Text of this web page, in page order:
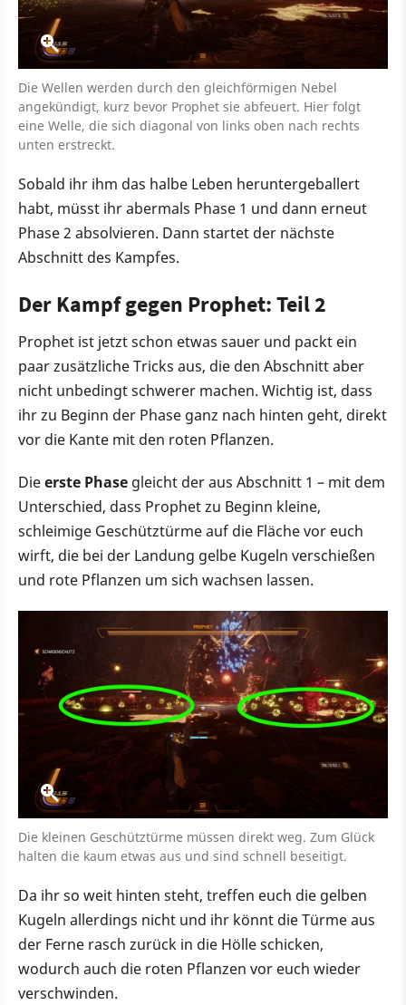
Die Wellen werden durch den gleichförmigen Nebel
angekündigt, kurz bevor Prophet sie abfeuert. Hier folgt
eine Welle, die sich diagonal von links oben nach rechts
unten erstreckt.
Sobald ihr ihm das halbe Leben heruntergeballert
habt, müsst ihr abermals Phase 1 und dann erneut
Phase 2 absolvieren. Dann startet der nächste
Abschnitt des Kampfes.
Der Kampf gegen Prophet: Teil 2
Prophet ist jetzt schon etwas sauer und packt ein
paar zusätzliche Tricks aus, die den Abschnitt aber
nicht unbedingt schwerer machen. Wichtig ist, dass
ihr zu Beginn der Phase ganz nach hinten geht, direkt
vor die Kante mit den roten Pflanzen.
Dieerste Phase gleicht der aus Abschnitt 1 – mit dem
Unterschied, dass Prophet zu Beginn kleine,
schleimige Geschütztürme auf die Fläche vor euch
wirft, die bei der Landung gelbe Kugeln verschießen
und rote Pflanzen um sich wachsen lassen.
Die kleinen Geschütztürme müssen direkt weg. Zum Glück
halten die kaum etwas aus und sind schnell beseitigt.
Da ihr so weit hinten steht, treffen euch die gelben
Kugeln allerdings nicht und ihr könnt die Türme aus
der Ferne rasch zurück in die Hölle schicken,
wodurch auch die roten Pflanzen vor euch wieder
verschwinden.